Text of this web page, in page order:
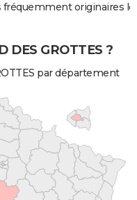
originaires
DES GROTTES ?
par département